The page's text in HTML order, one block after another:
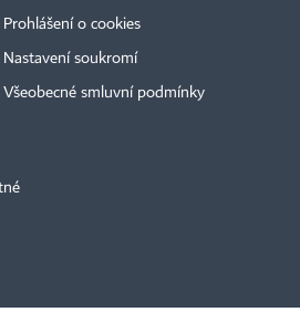
Prohlášení o cookies
Nastavení soukromí
Všeobecné smluvní podmínky